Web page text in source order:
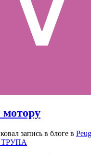
мотору
запись в блоге в